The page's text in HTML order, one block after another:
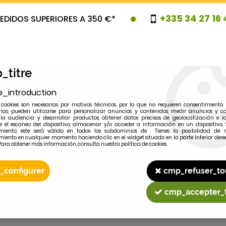
SUPERIORES A 350 €* +335 34 27 16
PROMOCIONES
MODELO
son necesarias por motivos técnicos, por lo que no requieren consentimiento.
pueden utilizarse para personalizar anuncios y contenidos, medir anuncios y
audiencia y desarrollar productos, obtener datos precisos de geolocalización e
el escaneo del dispositivo, almacenar y/o acceder a información en un dispositivo.
este será válido en todos los subdominios de . Tienes la posibilidad de
en cualquier momento haciendo clic en el widget situado en la parte inferior
obtener más información, consulta nuestra política de cookies.